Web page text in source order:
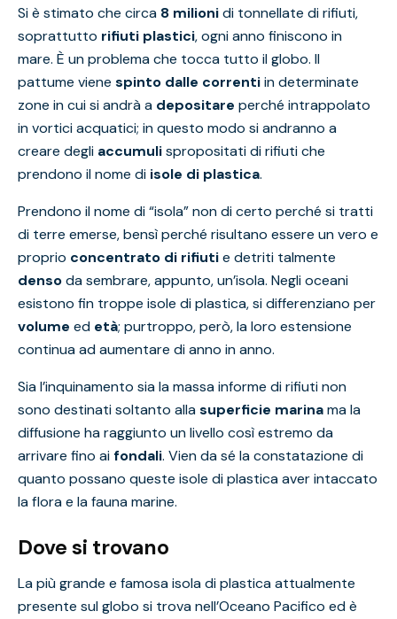
Si è stimato che circa 8 milionidi tonnellate di rifiuti,
soprattutto rifiuti plastici, ogni anno finiscono in
mare. È un problema che tocca tutto il globo. Il
pattume viene spinto dalle correntiin determinate
zone in cui si andrà a depositare perché intrappolato
in vortici acquatici; in questo modo si andranno a
creare degli accumulispropositati di rifiuti che
prendono il nome di isole di plastica.
Prendono il nome di “isola” non di certo perché si tratti
di terre emerse, bensì perché risultano essere un vero e
proprio concentrato di rifiutie detriti talmente
densoda sembrare, appunto, un’isola. Negli oceani
esistono fin troppe isole di plastica, si differenziano per
volume ed età; purtroppo, però, la loro estensione
continua ad aumentare di anno in anno.
Sia l’inquinamento sia la massa informe di rifiuti non
sono destinati soltanto allasuperficie marinama la
diffusione ha raggiunto un livello così estremo da
arrivare fino aifondali. Vien da sé la constatazione di
quanto possano queste isole di plastica aver intaccato
la flora e la fauna marine.
Dove si trovano
La più grande e famosa isola di plastica attualmente
presente sul globo si trova nell’Oceano Pacifico ed è